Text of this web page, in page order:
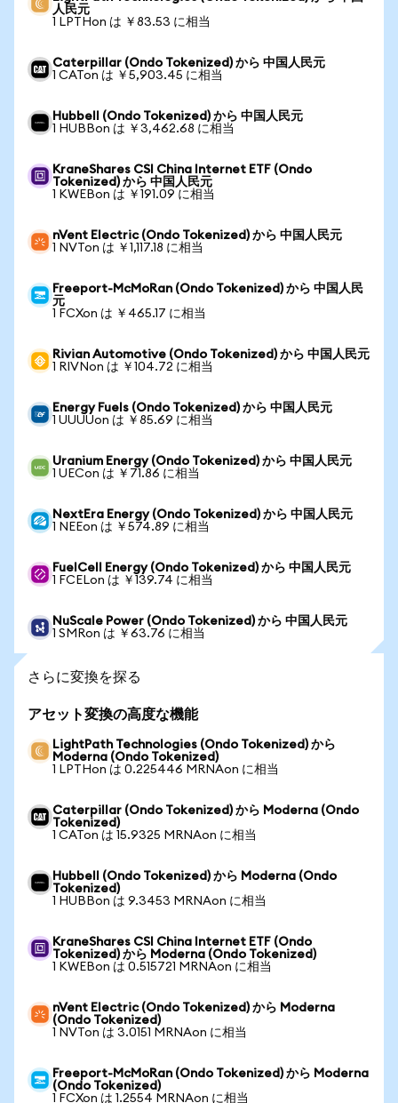
人民元
1 LPTHon は ￥83.53 に相当
Caterpillar (Ondo Tokenized) から 中国人民元
1 CATon は ￥5,903.45 に相当
Hubbell (Ondo Tokenized) から 中国人民元
1 HUBBon は ￥3,462.68 に相当
KraneShares CSI China Internet ETF (Ondo
Tokenized) から 中国人民元
1 KWEBon は ￥191.09 に相当
nVent Electric (Ondo Tokenized) から 中国人民元
1 NVTon は ￥1,117.18 に相当
Freeport-McMoRan (Ondo Tokenized) から 中国人民
元
1 FCXon は ￥465.17 に相当
Rivian Automotive (Ondo Tokenized) から 中国人民元
1 RIVNon は ￥104.72 に相当
Energy Fuels (Ondo Tokenized) から 中国人民元
1 UUUUon は ￥85.69 に相当
Uranium Energy (Ondo Tokenized) から 中国人民元
1 UECon は ￥71.86 に相当
NextEra Energy (Ondo Tokenized) から 中国人民元
1 NEEon は ￥574.89 に相当
FuelCell Energy (Ondo Tokenized) から 中国人民元
1 FCELon は ￥139.74 に相当
NuScale Power (Ondo Tokenized) から 中国人民元
1 SMRon は ￥63.76 に相当
さらに変換を探る
アセット変換の高度な機能
LightPath Technologies (Ondo Tokenized) から
Moderna (Ondo Tokenized)
1 LPTHon は 0.225446 MRNAon に相当
Caterpillar (Ondo Tokenized) から Moderna (Ondo
Tokenized)
1 CATon は 15.9325 MRNAon に相当
Hubbell (Ondo Tokenized) から Moderna (Ondo
Tokenized)
1 HUBBon は 9.3453 MRNAon に相当
KraneShares CSI China Internet ETF (Ondo
Tokenized) から Moderna (Ondo Tokenized)
1 KWEBon は 0.515721 MRNAon に相当
nVent Electric (Ondo Tokenized) から Moderna
(Ondo Tokenized)
1 NVTon は 3.0151 MRNAon に相当
Freeport-McMoRan (Ondo Tokenized) から Moderna
(Ondo Tokenized)
1 FCXon は 1.2554 MRNAon に相当